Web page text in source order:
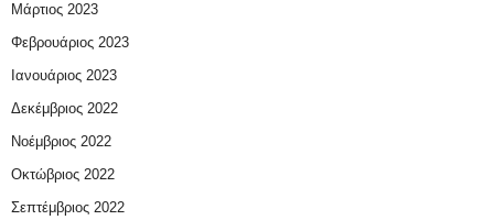
Μάρτιος 2023
Φεβρουάριος 2023
Ιανουάριος 2023
Δεκέμβριος 2022
Νοέμβριος 2022
Οκτώβριος 2022
Σεπτέμβριος 2022